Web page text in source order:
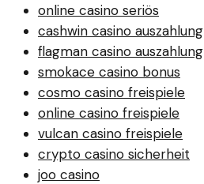
online casino seriös
cashwin casino auszahlung
flagman casino auszahlung
smokace casino bonus
cosmo casino freispiele
online casino freispiele
vulcan casino freispiele
crypto casino sicherheit
joo casino